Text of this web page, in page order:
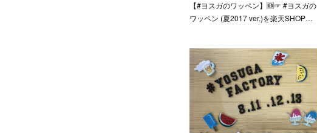
【#ヨスガのワッペン】🆕☞ #ヨスガの
ワッペン (夏2017 ver.)を楽天SHOP…